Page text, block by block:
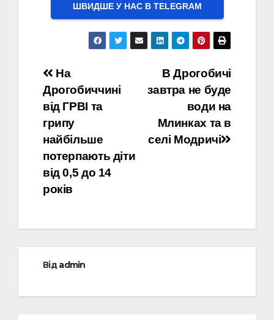
ШВИДШЕ У НАС В ТELEGRAM
Навігація
записів
В Дрогобичі
завтра не буде
води на
Млинках та в
селі Модричі
На
Дрогобиччині
від ГРВІ та
грипу
найбільше
потерпають діти
від 0,5 до 14
років
Відadmin